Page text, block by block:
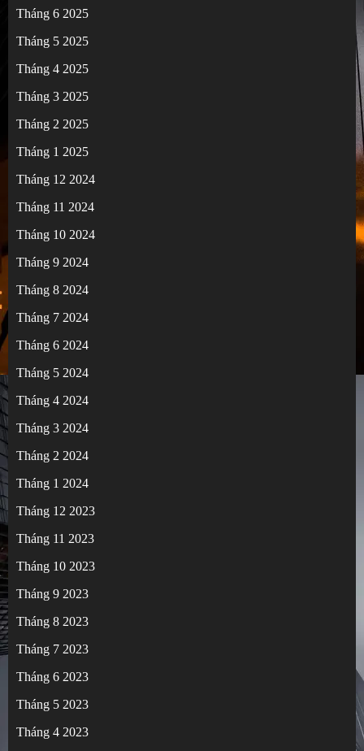
Tháng 6 2025
Tháng 5 2025
Tháng 4 2025
Tháng 3 2025
Tháng 2 2025
Tháng 1 2025
Tháng 12 2024
Tháng 11 2024
Tháng 10 2024
Tháng 9 2024
Tháng 8 2024
Tháng 7 2024
Tháng 6 2024
Tháng 5 2024
Tháng 4 2024
Tháng 3 2024
Tháng 2 2024
Tháng 1 2024
Tháng 12 2023
Tháng 11 2023
Tháng 10 2023
Tháng 9 2023
Tháng 8 2023
Tháng 7 2023
Tháng 6 2023
Tháng 5 2023
Tháng 4 2023